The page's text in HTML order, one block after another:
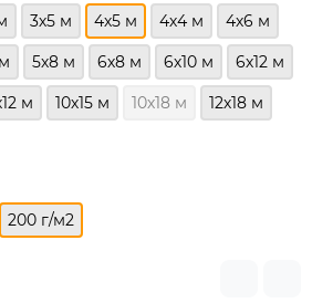
3х5 м 4х5 м 4х4 м 4х6 м
5х8 м 6х8 м 6х10 м 6х12 м
м 10х15 м 10х18 м 12х18 м
200 г/м2